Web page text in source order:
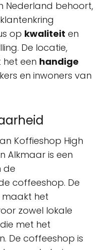
Nederland behoort,
op kwaliteit en
De locatie,
een handige
en inwoners van
Koffieshop High
Alkmaar is een
de
coffeeshop. De
maakt het
zowel lokale
met het
De coffeeshop is